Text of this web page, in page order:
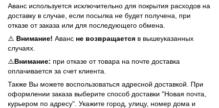
Аванс используется исключительно для покрытия расходов на
доставку в случае, если посылка не будет получена, при
отказе от заказа или для последующего обмена.
⚠️ Внимание! Аванс не возвращается в вышеуказанных
случаях.
⚠️Внимание: при отказе от товара на почте доставка
оплачивается за счет клиента.
Также Вы можете воспользоваться адресной доставкой. При
оформлении заказа выберите способ доставки "Новая почта,
курьером по адресу". Укажите город, улицу, номер дома и